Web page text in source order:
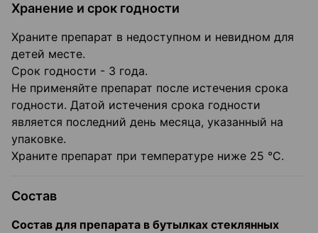
Хранение и срок годности
Храните препарат в недоступном и невидном для
детей месте.
Срок годности - 3 года.
Не применяйте препарат после истечения срока
годности. Датой истечения срока годности
является последний день месяца, указанный на
упаковке.
Храните препарат при температуре ниже 25 °C.
Состав
Состав для препарата в бутылках стеклянных